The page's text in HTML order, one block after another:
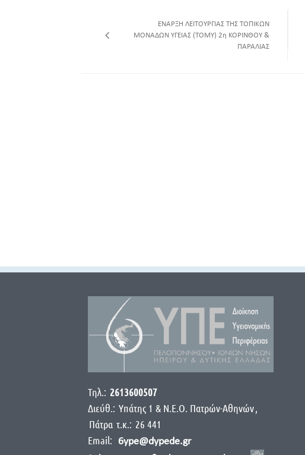
ΕΝΑΡΞΗ ΛΕΙΤΟΥΡΓΙΑΣ ΤΗΣ ΤΟΠΙΚΩΝ
ΜΟΝΑΔΩΝ ΥΓΕΙΑΣ (ΤΟΜΥ) 2η ΚΟΡΙΝΘΟΥ &
ΠΑΡΑΛΙΑΣ
Τηλ.: 2613600507
Διεύθ.: Yπάτης 1 & Ν.Ε.Ο. Πατρών-Αθηνών,
Πάτρα τ.κ.: 26 441
Email:
6ype@dypede.gr